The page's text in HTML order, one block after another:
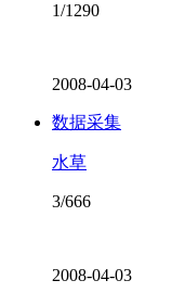
1/1290
2008-04-03
数据采集
水草
3/666
2008-04-03